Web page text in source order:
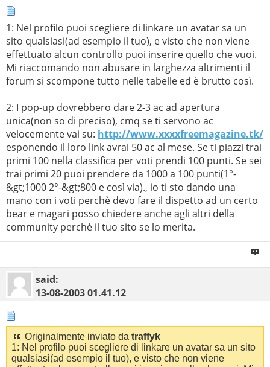
1: Nel profilo puoi scegliere di linkare un avatar sa un
sito qualsiasi(ad esempio il tuo), e visto che non viene
effettuato alcun controllo puoi inserire quello che vuoi.
Mi riaccomando non abusare in larghezza altrimenti il
forum si scompone tutto nelle tabelle ed è brutto così.
2: I pop-up dovrebbero dare 2-3 ac ad apertura
unica(non so di preciso), cmq se ti servono ac
velocemente vai su: http://www.xxxxfreemagazine.tk/
esponendo il loro link avrai 50 ac al mese. Se ti piazzi trai
primi 100 nella classifica per voti prendi 100 punti. Se sei
trai primi 20 puoi prendere da 1000 a 100 punti(1°-
&gt;1000 2°-&gt;800 e così via)., io ti sto dando una
mano con i voti perchè devo fare il dispetto ad un certo
bear e magari posso chiedere anche agli altri della
community perchè il tuo sito se lo merita.
said:
13-08-200301.41.12
Originalmente inviato da traffyk
1: Nel profilo puoi scegliere di linkare un avatar sa un sito
qualsiasi(ad esempio il tuo), e visto che non viene